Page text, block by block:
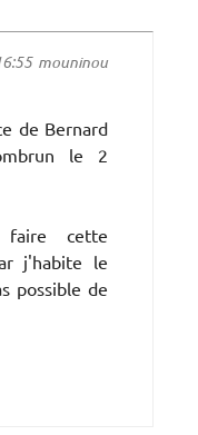
mouninou
de Bernard
le 2
faire cette
j'habite le
possible de